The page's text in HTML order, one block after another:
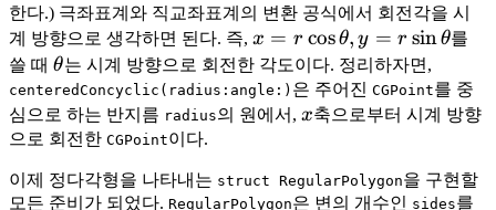
한다.) 극좌표계와 직교좌표계의 변환 공식에서 회전각을 시
계 방향으로 생각하면 된다. 즉, x = r
\cos
\theta,
y = r
x = r cosθ, y = r sinθ를
쓸 때 \theta
θ는 시계 방향으로 회전한 각도이다. 정리하자면,
centeredConcyclic(radius:angle:) 은 주어진 CGPoint를 중
심으로 하는 반지름 radius의 원에서, x
x축으로부터 시계 방향
으로 회전한 CGPoint이다.
이제 정다각형을 나타내는 struct RegularPolygon을 구현할
모든 준비가 되었다. RegularPolygon은 변의 개수인 sides를